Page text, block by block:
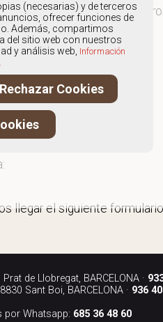
mujer, y ofrecemos
a los teléfonos:
llegar el siguiente
de Llobregat, BARCELONA ·
Sant Boi, BARCELONA · 936
por Whatsapp: 685 36 48 60
(necesarias) y de terceros
ofrecer funciones de
Además, compartimos
del sitio web con nuestros
y análisis web, Información
Rechazar Cookies